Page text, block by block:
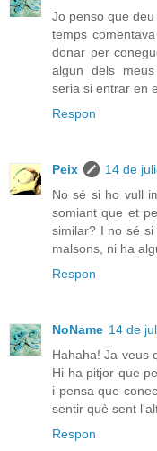
Jo penso que
temps
donar per
algun dels
seria si entrar en
Respon
Peix
14 de
No sé si ho vull
somiant que et
similar? I no sé
malsons, ni ha
Respon
NoName 14 de
Hahaha! Ja veus
Hi ha pitjor que
i pensa que
sentir què sent
Respon